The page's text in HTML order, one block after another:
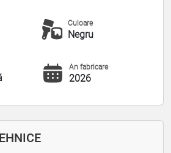
Culoare
Negru
An fabricare
2026